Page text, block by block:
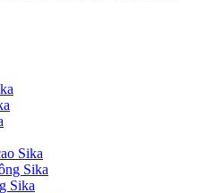
Sika
Sika
Sika